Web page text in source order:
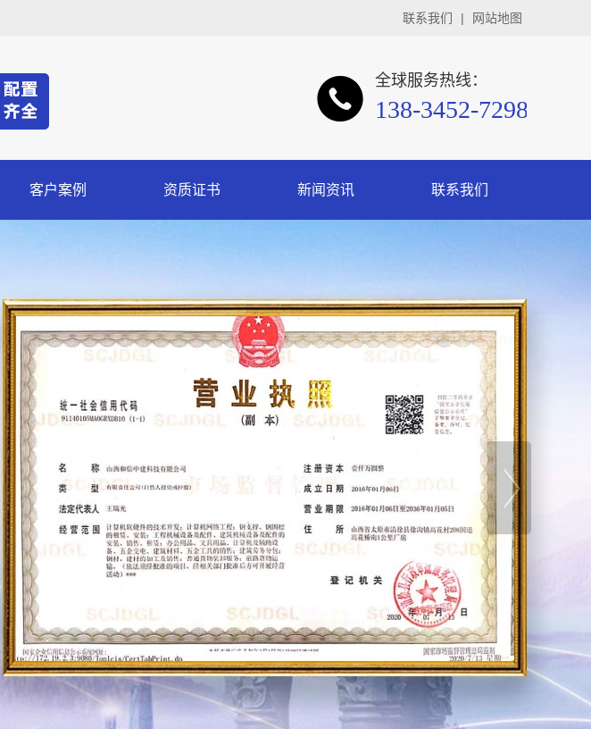
联系我们 | 网站地图
全球服务热线：
138-3452-7298
客户案例 资质证书 新闻资讯 联系我们